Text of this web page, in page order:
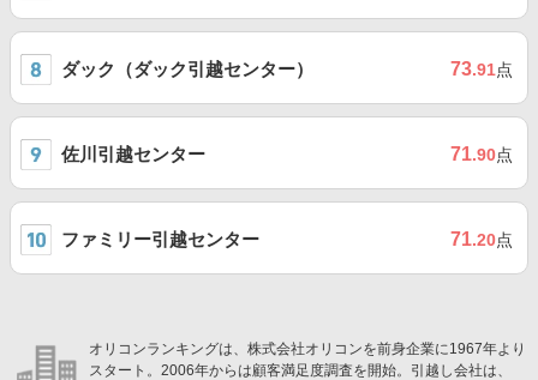
ダック（ダック引越センター） 73.91点
佐川引越センター 71.90点
ファミリー引越センター 71.20点
オリコンランキングは、株式会社オリコンを前身企業に1967年より
スタート。2006年からは顧客満足度調査を開始。引越し会社は、